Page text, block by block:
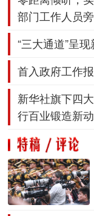
部门工作人员
“三大通道”呈
首入政府工作
新华社旗下四
行百业锻造新